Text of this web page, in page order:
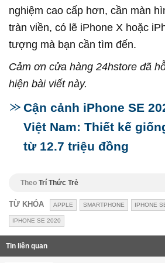
nghiệm cao cấp hơn, cần màn
tràn viền, có lẽ iPhone X hoặc
tượng mà bạn cần tìm đến.
Cảm ơn cửa hàng 24hstore đã
hiện bài viết này.
Cận cảnh iPhone SE
Việt Nam: Thiết kế
từ 12.7 triệu đồng
Theo Trí Thức Trẻ
TỪ KHÓA APPLE SMARTPHONE IPHONE
IPHONE SE 2020
Tin liên quan